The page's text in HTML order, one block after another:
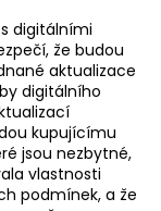
digitálními
že budou
aktualizace
digitálního
kupujícímu
jsou nezbytné,
vlastnosti
podmínek, a že